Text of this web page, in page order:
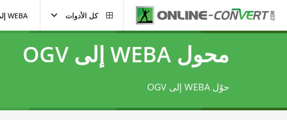
كل الأدوات WEBA إلى OGV
محول WEBA إلى OGV
حوّل WEBA إلى OGV